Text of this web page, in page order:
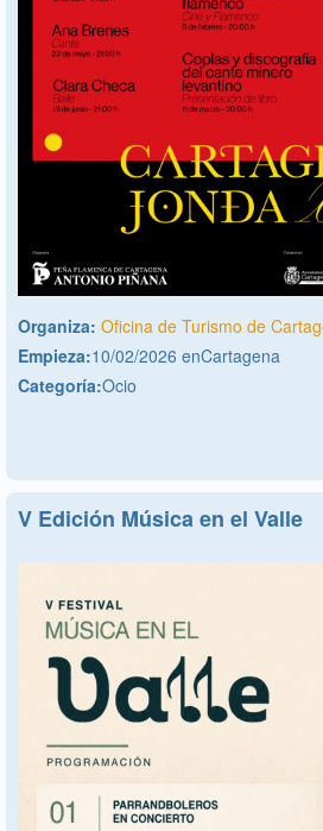
Organiza: Oficina de Turismo de
Empieza:10/02/2026 enCartagena
Categoría:Ocio
V Edición Música en el Valle